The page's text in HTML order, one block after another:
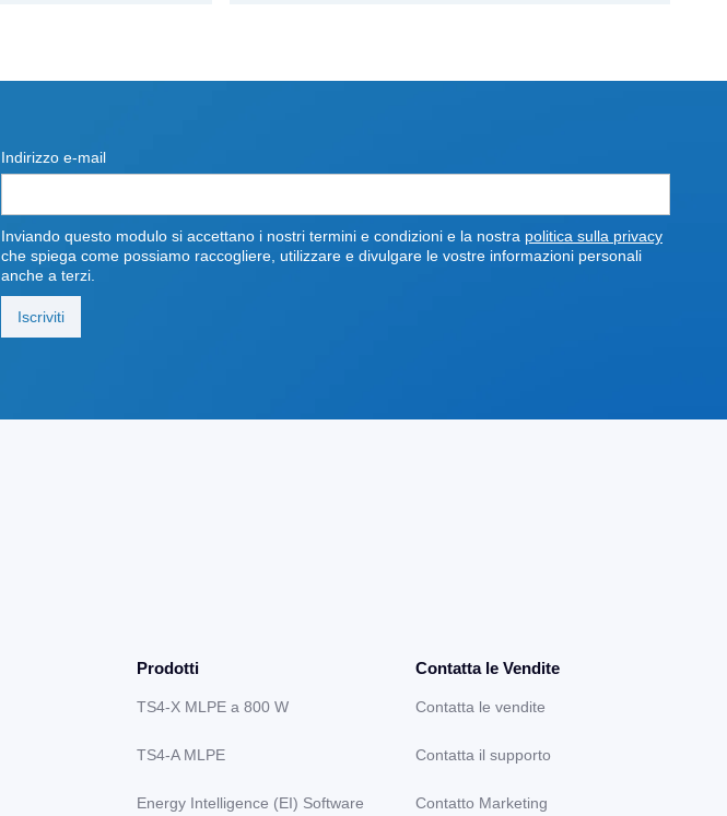
Indirizzo e-mail
Inviando questo modulo si accettano i nostri termini e condizioni e la nostra politica sulla privacy
che spiega come possiamo raccogliere, utilizzare e divulgare le vostre informazioni personali
anche a terzi.
Prodotti
TS4-X MLPE a 800 W
TS4-A MLPE
Energy Intelligence (EI) Software
Contatta le Vendite
Contatta le vendite
Contatta il supporto
Contatto Marketing